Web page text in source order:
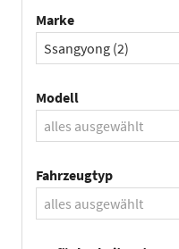
Marke
Ssangyong (2)
Modell
alles ausgewählt
Fahrzeugtyp
alles ausgewählt